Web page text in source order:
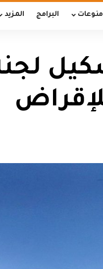
منوعات البرامج المزيد